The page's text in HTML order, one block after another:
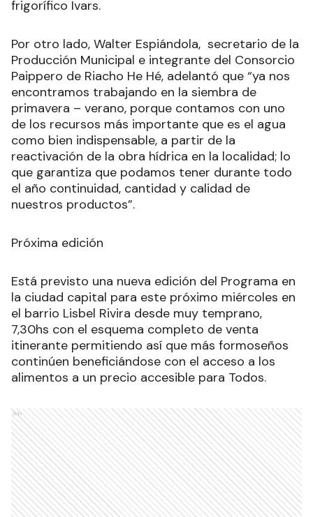
frigorífico Ivars.
Por otro lado, Walter Espiándola, secretario de la
Producción Municipal e integrante del Consorcio
Paippero de Riacho He Hé, adelantó que “ya nos
encontramos trabajando en la siembra de
primavera – verano, porque contamos con uno
de los recursos más importante que es el agua
como bien indispensable, a partir de la
reactivación de la obra hídrica en la localidad; lo
que garantiza que podamos tener durante todo
el año continuidad, cantidad y calidad de
nuestros productos”.
Próxima edición
Está previsto una nueva edición del Programa en
la ciudad capital para este próximo miércoles en
el barrio Lisbel Rivira desde muy temprano,
7,30hs con el esquema completo de venta
itinerante permitiendo así que más formoseños
continúen beneficiándose con el acceso a los
alimentos a un precio accesible para Todos.
Ads